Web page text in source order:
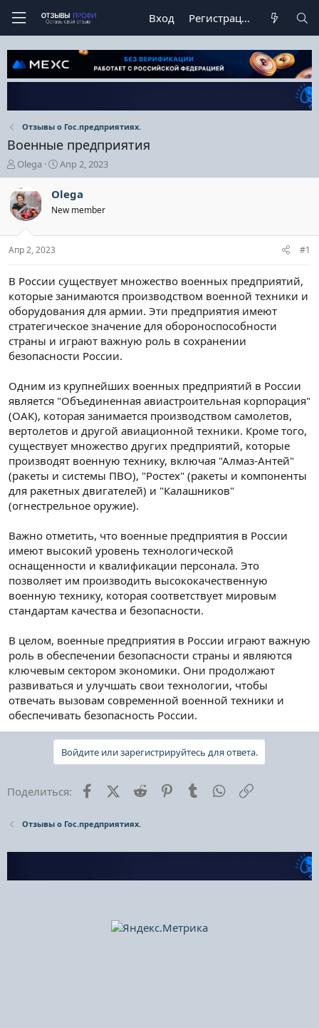
Вход Регистрация
Отзывы о Гос.предприятиях.
Военные предприятия
А
в
т
о
р
е
м
Olega
Д
а
т
а
н
ч
а
Апр 2, 2023
Olega
New member
Апр 2, 2023 #1
В России существует множество военных предприятий,
которые занимаются производством военной техники и
оборудования для армии. Эти предприятия имеют
стратегическое значение для обороноспособности
страны и играют важную роль в сохранении
безопасности России.
Одним из крупнейших военных предприятий в России
является "Объединенная авиастроительная корпорация"
(ОАК), которая занимается производством самолетов,
вертолетов и другой авиационной техники. Кроме того,
существует множество других предприятий, которые
производят военную технику, включая "Алмаз-Антей"
(ракеты и системы ПВО), "Ростех" (ракеты и компоненты
для ракетных двигателей) и "Калашников"
(огнестрельное оружие).
Важно отметить, что военные предприятия в России
имеют высокий уровень технологической
оснащенности и квалификации персонала. Это
позволяет им производить высококачественную
военную технику, которая соответствует мировым
стандартам качества и безопасности.
В целом, военные предприятия в России играют важную
роль в обеспечении безопасности страны и являются
ключевым сектором экономики. Они продолжают
развиваться и улучшать свои технологии, чтобы
отвечать вызовам современной военной техники и
обеспечивать безопасность России.
Войдите или зарегистрируйтесь для ответа.
Поделиться: FacebookX (Twitter)
Reddit PinterestTumblr WhatsApp
Отзывы о Гос.предприятиях.